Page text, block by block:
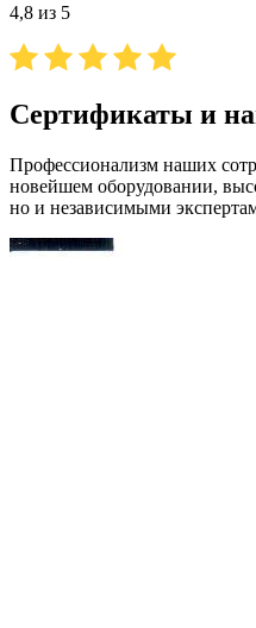
4,8 из 5
Сертификаты и
Профессионализм наших
новейшем оборудовании,
но и независимыми